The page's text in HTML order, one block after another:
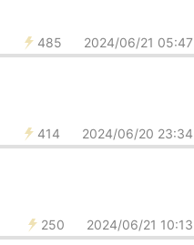
485 2024/06/21 05:47
414 2024/06/20 23:34
250 2024/06/21 10:13